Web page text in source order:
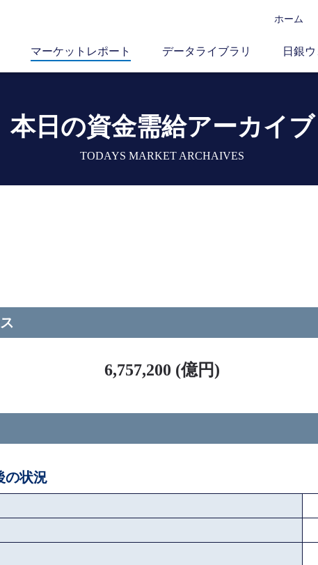
ホーム
マーケットレポート データライブラリ 日銀
本日の資金需給アーカイブ
TODAYS MARKET ARCHAIVES
6,757,200 (億円)
の状況